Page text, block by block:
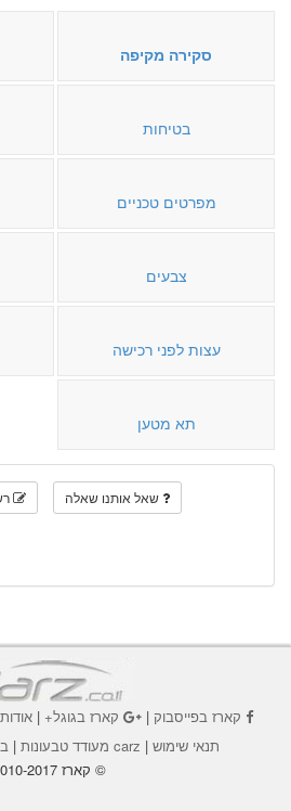
סקירה מקיפה
בטיחות
מפרטים טכניים
צבעים
עצות לפני רכישה
תא מטען
שאל אותנו שאלה
קארז בפייסבוק| קארז בגוגל+|אודות
תנאי שימוש | carz מעודד טבעונות |
© קארז 2010-2017